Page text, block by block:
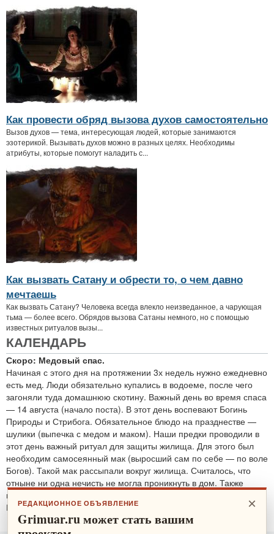
Как провести обряд вызова духов самостоятельно
Вызов духов — тема, интересующая людей, которые занимаются
эзотерикой. Вызывать духов можно в разных целях. Необходимы
атрибуты, которые помогут наладить с...
Как вызвать Сатану и обрести то, о чем давно
мечтаешь
Как вызвать Сатану? Человека всегда влекло неизведанное, а чарующая
тьма — более всего. Обрядов вызова Сатаны немного, но с помощью
известных ритуалов вызы...
КАЛЕНДАРЬ
Скоро: Медовый спас.
Начиная с этого дня на протяжении 3х недель нужно ежедневно
есть мед. Люди обязательно купались в водоеме, после чего
загоняли туда домашнюю скотину. Важный день во время спаса
— 14 августа (начало поста). В этот день воспевают Богинь
Природы и Стрибога. Обязательное блюдо на празднестве —
шулики (выпечка с медом и маком). Наши предки проводили в
этот день важный ритуал для защиты жилища. Для этого был
необходим самосеянный мак (выросший сам по себе — по воле
Богов). Такой мак рассыпали вокруг жилища. Считалось, что
отныне ни одна нечисть не могла проникнуть в дом. Также
проводятся обряды для защиты от злобных духов.
По теме:защитные ритуалы ×
РЕДАКЦИОННОЕ ОБЪЯВЛЕНИЕ
Grimuar.ru может стать вашим